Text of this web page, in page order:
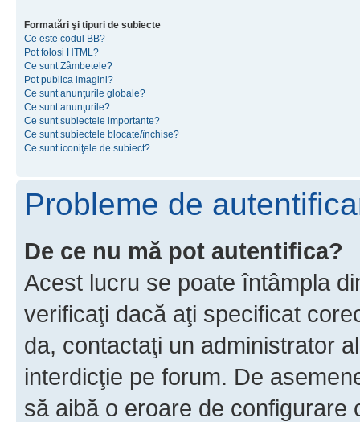
Formatări şi tipuri de subiecte
Ce este codul BB?
Pot folosi HTML?
Ce sunt Zâmbetele?
Pot publica imagini?
Ce sunt anunţurile globale?
Ce sunt anunţurile?
Ce sunt subiectele importante?
Ce sunt subiectele blocate/închise?
Ce sunt iconiţele de subiect?
Probleme de
De ce nu mă pot autentifica?
Acest lucru se poate întâmpla
verificaţi dacă aţi specificat
da, contactaţi un administrator
interdicţie pe forum. De
să aibă o eroare de configurare